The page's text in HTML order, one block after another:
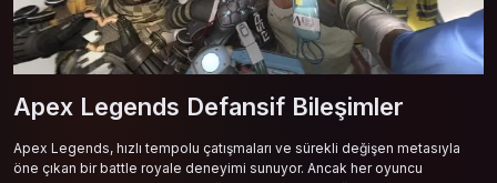
Apex Legends Defansif Bileşimler
Apex Legends, hızlı tempolu çatışmaları ve sürekli değişen metasıyla
öne çıkan bir battle royale deneyimi sunuyor. Ancak her oyuncu